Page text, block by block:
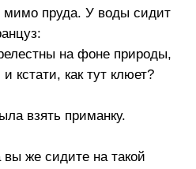
пруда. У воды сидит
на фоне природы,
кстати, как тут клюет?
взять приманку.
же сидите на такой